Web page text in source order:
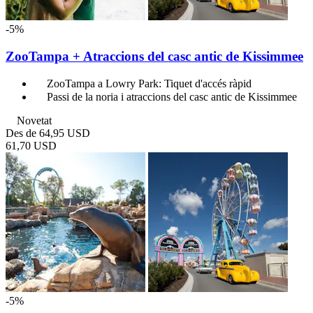
-5%
ZooTampa + Atraccions del casc antic de Kissimmee
ZooTampa a Lowry Park: Tiquet d'accés ràpid
Passi de la noria i atraccions del casc antic de Kissimmee
Novetat
Des de 64,95 USD
61,70 USD
-5%